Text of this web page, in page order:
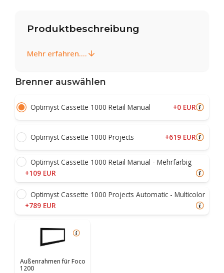
Produktbeschreibung
Mehr erfahren....
Brenner auswählen
Optimyst Cassette 1000 Retail Manual +0 EUR
Optimyst Cassette 1000 Projects +619 EUR
Optimyst Cassette 1000 Retail Manual - Mehrfarbig
+109 EUR
Optimyst Cassette 1000 Projects Automatic - Multicolor
+789 EUR
Außenrahmen für Foco
1200